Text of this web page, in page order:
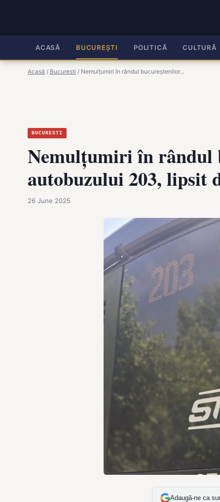
ACASĂ BUCUREȘTI POLITICĂ CULTURĂ
Acasă / Bucuresti / Nemulțumiri în rândul bucureștenilor…
BUCURESTI
Nemulțumiri în rândul
autobuzului 203, lipsit
26 June 2025
Adaugă-ne ca